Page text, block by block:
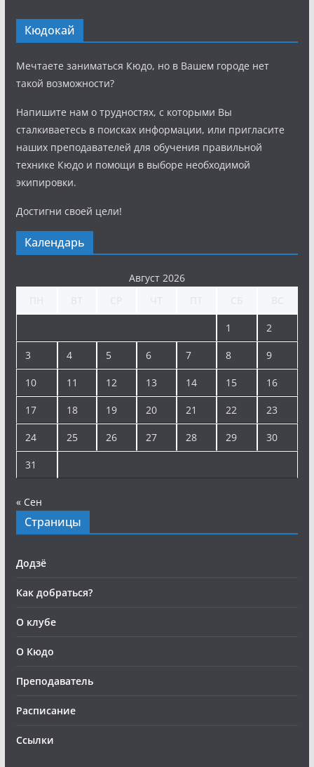
Кюдокай
Мечтаете заниматься Кюдо, но в Вашем городе нет
такой возможности?
Напишите нам о трудностях, с которыми Вы
сталкиваетесь в поисках информации, или пригласите
наших преподавателей для обучения правильной
технике Кюдо и помощи в выборе необходимой
экипировки.
Достигни своей цели!
Календарь
Август 2026
1 2
3 4 5 6 7 8 9
10 11 12 13 14 15 16
17 18 19 20 21 22 23
24 25 26 27 28 29 30
31
« Сен
Страницы
Додзё
Как добраться?
О клубе
О Кюдо
Преподаватель
Расписание
Ссылки